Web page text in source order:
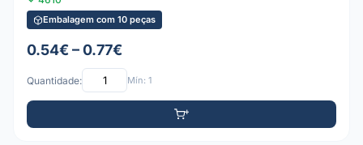
Embalagem com 10 peças
0.54€ – 0.77€
Quantidade: Mín: 1